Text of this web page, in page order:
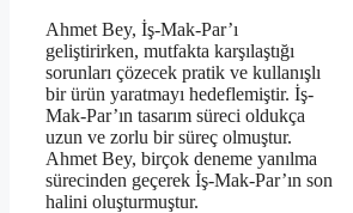
Ahmet Bey, İş-Mak-Par’ı
geliştirirken, mutfakta karşılaştığı
sorunları çözecek pratik ve kullanışlı
bir ürün yaratmayı hedeflemiştir. İş-
Mak-Par’ın tasarım süreci oldukça
uzun ve zorlu bir süreç olmuştur.
Ahmet Bey, birçok deneme yanılma
sürecinden geçerek İş-Mak-Par’ın son
halini oluşturmuştur.